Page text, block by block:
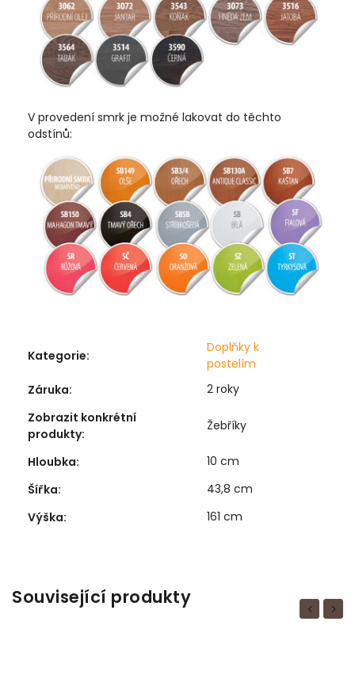
V provedení smrk je možné lakovat do těchto
odstínů:
Kategorie:
Doplňky k
postelím
Záruka:
2 roky
Zobrazit konkrétní
produkty:
Žebříky
Hloubka:
10 cm
Šířka:
43,8 cm
Výška: 161 cm
Související produkty Previous
Next